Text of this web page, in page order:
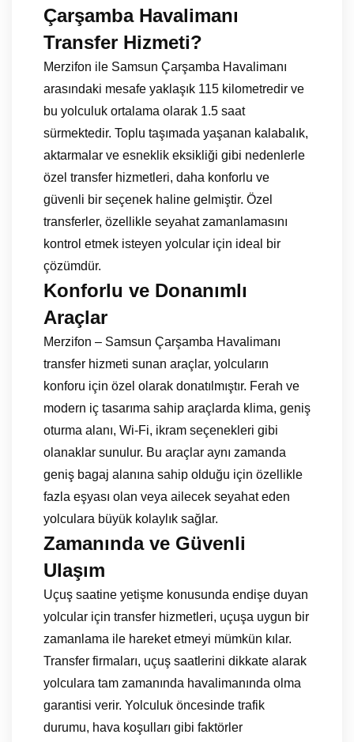
Çarşamba Havalimanı
Transfer Hizmeti?
Merzifon ile Samsun Çarşamba Havalimanı
arasındaki mesafe yaklaşık 115 kilometredir ve
bu yolculuk ortalama olarak 1.5 saat
sürmektedir. Toplu taşımada yaşanan kalabalık,
aktarmalar ve esneklik eksikliği gibi nedenlerle
özel transfer hizmetleri, daha konforlu ve
güvenli bir seçenek haline gelmiştir. Özel
transferler, özellikle seyahat zamanlamasını
kontrol etmek isteyen yolcular için ideal bir
çözümdür.
Konforlu ve Donanımlı
Araçlar
Merzifon – Samsun Çarşamba Havalimanı
transfer hizmeti sunan araçlar, yolcuların
konforu için özel olarak donatılmıştır. Ferah ve
modern iç tasarıma sahip araçlarda klima, geniş
oturma alanı, Wi-Fi, ikram seçenekleri gibi
olanaklar sunulur. Bu araçlar aynı zamanda
geniş bagaj alanına sahip olduğu için özellikle
fazla eşyası olan veya ailecek seyahat eden
yolculara büyük kolaylık sağlar.
Zamanında ve Güvenli
Ulaşım
Uçuş saatine yetişme konusunda endişe duyan
yolcular için transfer hizmetleri, uçuşa uygun bir
zamanlama ile hareket etmeyi mümkün kılar.
Transfer firmaları, uçuş saatlerini dikkate alarak
yolculara tam zamanında havalimanında olma
garantisi verir. Yolculuk öncesinde trafik
durumu, hava koşulları gibi faktörler